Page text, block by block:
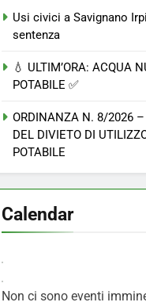
Usi civici a Savignano
sentenza
💧 ULTIM’ORA: ACQUA
POTABILE ✅
ORDINANZA N. 8/2026 –
DEL DIVIETO DI
POTABILE
Calendar
Non ci sono eventi